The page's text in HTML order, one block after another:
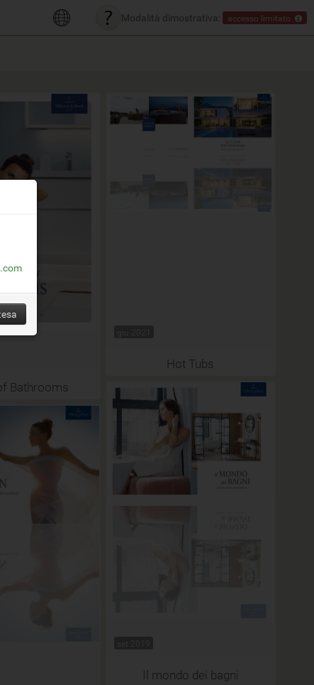
Modalità dimostrativa: accesso limitato
Bathrooms
giu 2021
Hot Tubs
set 2019
Il mondo dei bagni